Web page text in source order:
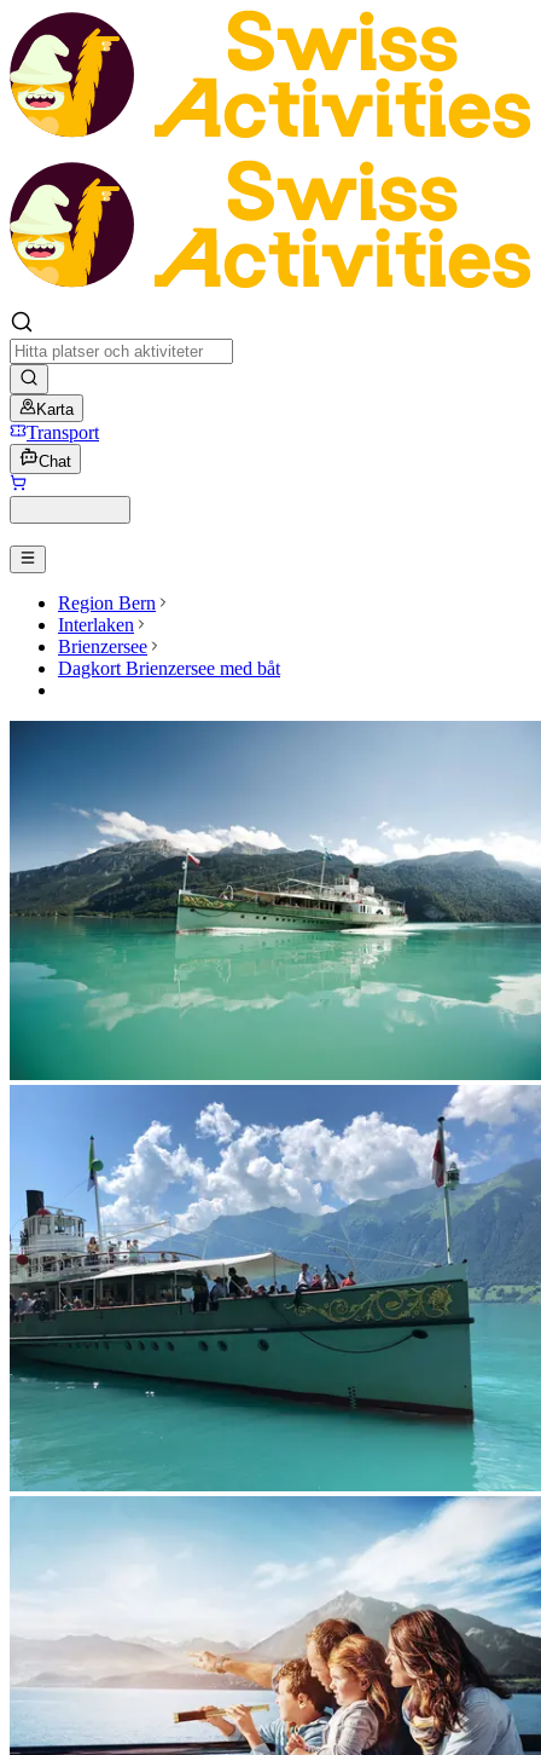
Karta
Transport
Chat
Region Bern
Interlaken
Brienzersee
Dagkort Brienzersee med båt